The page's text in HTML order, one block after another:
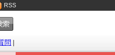
RSS
問 |